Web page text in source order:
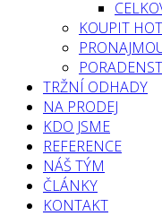
KOUPIT
TRŽNÍ ODHADY
NA PRODEJ
KDO JSME
REFERENCE
NÁŠ TÝM
ČLÁNKY
KONTAKT